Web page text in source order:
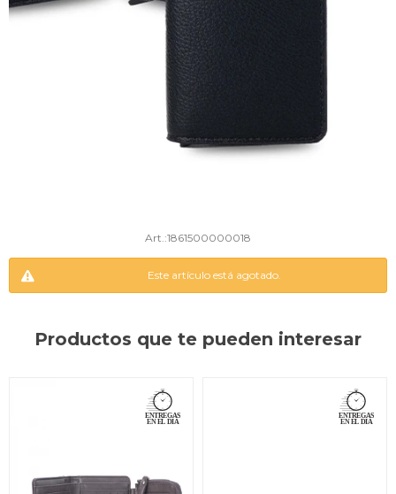
1861500000018
Este artículo está agotado.
Productos que te pueden interesar